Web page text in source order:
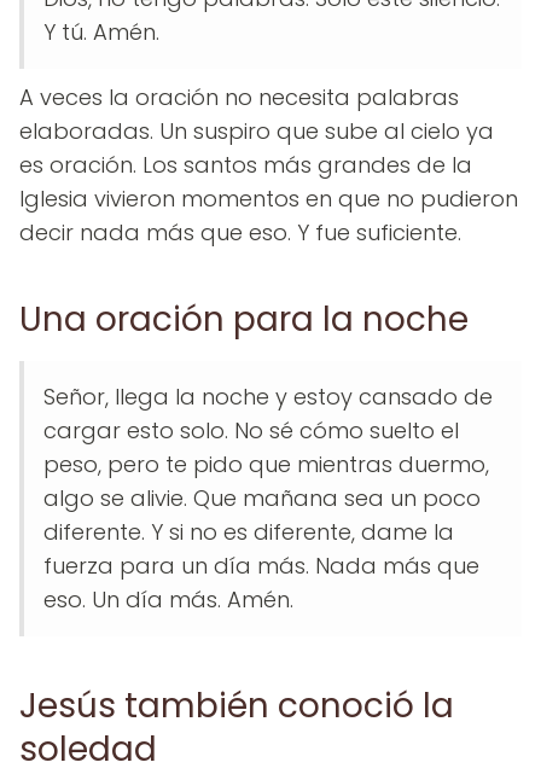
Y tú. Amén.
A veces la oración no necesita palabras
elaboradas. Un suspiro que sube al cielo ya
es oración. Los santos más grandes de la
Iglesia vivieron momentos en que no pudieron
decir nada más que eso. Y fue suficiente.
Una oración para la noche
Señor, llega la noche y estoy cansado de
cargar esto solo. No sé cómo suelto el
peso, pero te pido que mientras duermo,
algo se alivie. Que mañana sea un poco
diferente. Y si no es diferente, dame la
fuerza para un día más. Nada más que
eso. Un día más. Amén.
Jesús también conoció la
soledad